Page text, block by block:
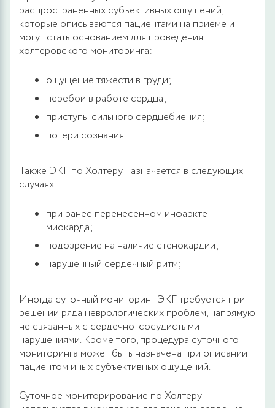
распространенных субъективных ощущений,
которые описываются пациентами на приеме и
могут стать основанием для проведения
холтеровского мониторинга:
ощущение тяжести в груди;
перебои в работе сердца;
приступы сильного сердцебиения;
потери сознания.
Также ЭКГ по Холтеру назначается в следующих
случаях:
при ранее перенесенном инфаркте
миокарда;
подозрение на наличие стенокардии;
нарушенный сердечный ритм;
Иногда суточный мониторинг ЭКГ требуется при
решении ряда неврологических проблем, напрямую
не связанных с сердечно-сосудистыми
нарушениями. Кроме того, процедура суточного
мониторинга может быть назначена при описании
пациентом иных субъективных ощущений.
Суточное мониторирование по Холтеру